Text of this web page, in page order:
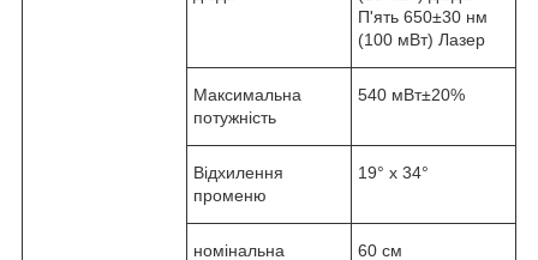
П'ять 650±30 нм
(100 мВт) Лазер
Максимальна
потужність
540 мВт±20%
Відхилення
променю
19° x 34°
номінальна
60 см